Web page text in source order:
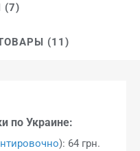
(7)
(11)
по Украине:
): 64 грн.